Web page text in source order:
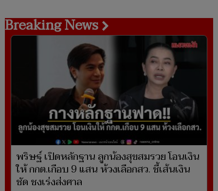
Breaking News
พริษฐ์ เปิดหลักฐาน ลูกน้องสุขสมรวย โอนเงิน
ให้ กกต.เกือบ 9 แสน ห้วงเลือกสว. ชี้เส้นเงิน
ชัด ชงเร่งส่งศาล